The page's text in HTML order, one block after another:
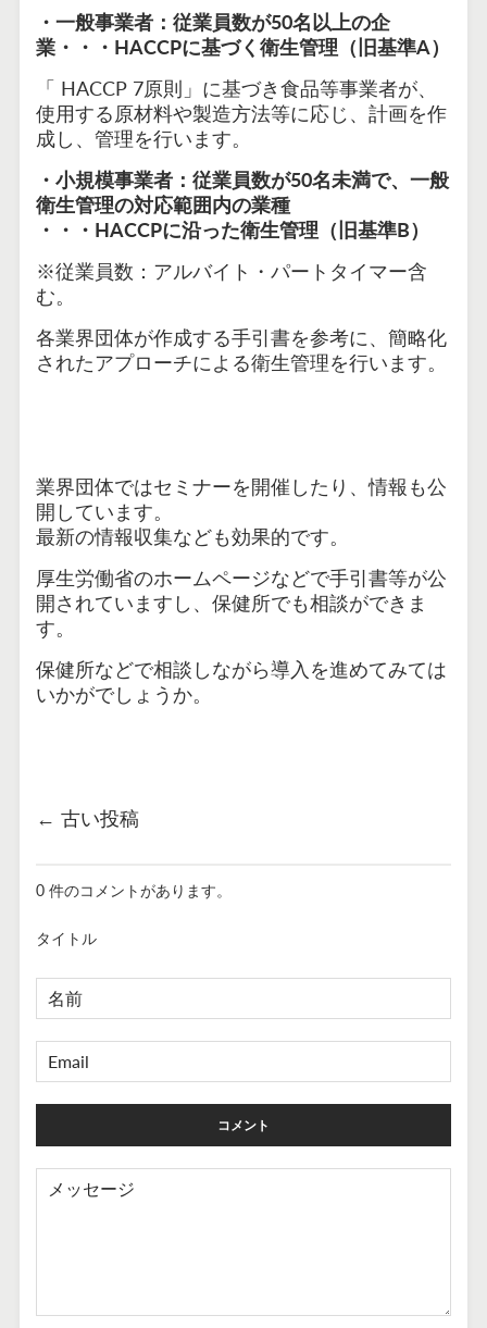
・一般事業者：従業員数が50名以上の企
業・・・HACCPに基づく衛生管理（旧基準A）
「 HACCP 7原則」に基づき食品等事業者が、
使用する原材料や製造方法等に応じ、計画を作
成し、管理を行います。
・小規模事業者：従業員数が50名未満で、一般
衛生管理の対応範囲内の業種
・・・HACCPに沿った衛生管理（旧基準B）
※従業員数：アルバイト・パートタイマー含
む。
各業界団体が作成する手引書を参考に、簡略化
されたアプローチによる衛生管理を行います。
業界団体ではセミナーを開催したり、情報も公
開しています。
最新の情報収集なども効果的です。
厚生労働省のホームページなどで手引書等が公
開されていますし、保健所でも相談ができま
す。
保健所などで相談しながら導入を進めてみては
いかがでしょうか。
← 古い投稿
0 件のコメントがあります。
タイトル
前
ッ